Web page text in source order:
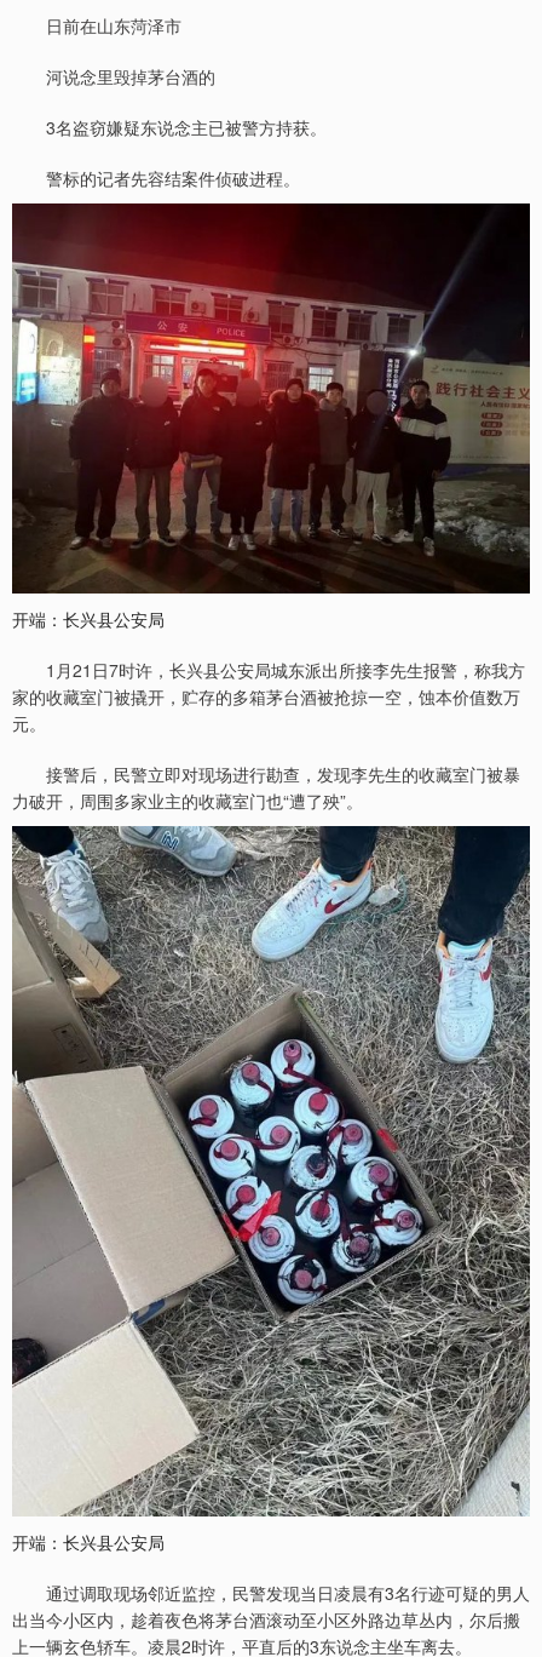
日前在山东菏泽市
河说念里毁掉茅台酒的
3名盗窃嫌疑东说念主已被警方持获。
警标的记者先容结案件侦破进程。
开端：长兴县公安局
1月21日7时许，长兴县公安局城东派出所接李先生报警，称我方
家的收藏室门被撬开，贮存的多箱茅台酒被抢掠一空，蚀本价值数万
元。
接警后，民警立即对现场进行勘查，发现李先生的收藏室门被暴
力破开，周围多家业主的收藏室门也“遭了殃”。
开端：长兴县公安局
通过调取现场邻近监控，民警发现当日凌晨有3名行迹可疑的男人
出当今小区内，趁着夜色将茅台酒滚动至小区外路边草丛内，尔后搬
上一辆玄色轿车。凌晨2时许，平直后的3东说念主坐车离去。